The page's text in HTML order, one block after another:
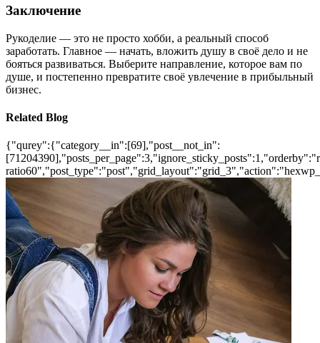
Заключение
Рукоделие — это не просто хобби, а реальный способ
заработать. Главное — начать, вложить душу в своё дело и не
бояться развиваться. Выберите направление, которое вам по
душе, и постепенно превратите своё увлечение в прибыльный
бизнес.
Related Blog
{"qurey":{"category__in":[69],"post__not_in":